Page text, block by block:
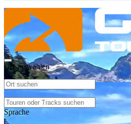
Ort auswählen
Sprache